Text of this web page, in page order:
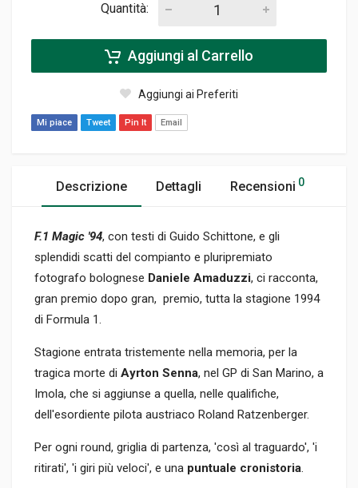
Quantità:
Aggiungi al Carrello
Aggiungi ai Preferiti
Mi piace Tweet Pin It Email
Descrizione Dettagli Recensioni 0
F.1 Magic '94, con testi di Guido Schittone, e gli
splendidi scatti del compianto e pluripremiato
fotografo bolognese Daniele Amaduzzi, ci racconta,
gran premio dopo gran, premio, tutta la stagione 1994
di Formula 1.
Stagione entrata tristemente nella memoria, per la
tragica morte di Ayrton Senna, nel GP di San Marino, a
Imola, che si aggiunse a quella, nelle qualifiche,
dell'esordiente pilota austriaco Roland Ratzenberger.
Per ogni round, griglia di partenza, 'così al traguardo', 'i
ritirati', 'i giri più veloci', e una puntuale cronistoria.